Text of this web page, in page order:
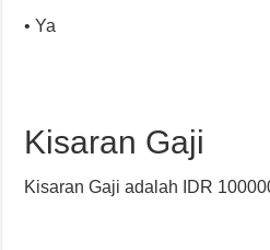
• Ya
Kisaran Gaji
Kisaran Gaji adalah IDR